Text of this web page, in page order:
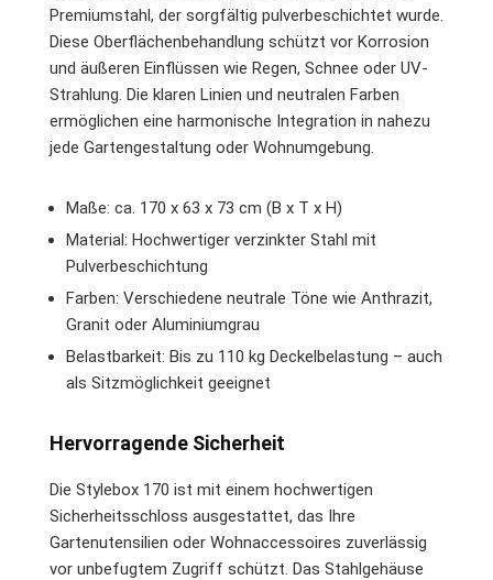
Premiumstahl, der sorgfältig pulverbeschichtet wurde.
Diese Oberflächenbehandlung schützt vor Korrosion
und äußeren Einflüssen wie Regen, Schnee oder UV-
Strahlung. Die klaren Linien und neutralen Farben
ermöglichen eine harmonische Integration in nahezu
jede Gartengestaltung oder Wohnumgebung.
Maße: ca. 170 x 63 x 73 cm (B x T x H)
Material: Hochwertiger verzinkter Stahl mit
Pulverbeschichtung
Farben: Verschiedene neutrale Töne wie Anthrazit,
Granit oder Aluminiumgrau
Belastbarkeit: Bis zu 110 kg Deckelbelastung – auch
als Sitzmöglichkeit geeignet
Hervorragende Sicherheit
Die Stylebox 170 ist mit einem hochwertigen
Sicherheitsschloss ausgestattet, das Ihre
Gartenutensilien oder Wohnaccessoires zuverlässig
vor unbefugtem Zugriff schützt. Das Stahlgehäuse